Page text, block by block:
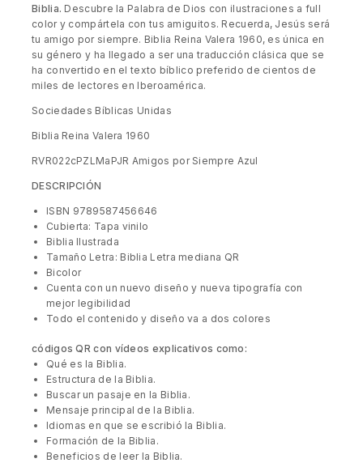
Biblia. Descubre la Palabra de Dios con ilustraciones a full
color y compártela con tus amiguitos. Recuerda, Jesús será
tu amigo por siempre. Biblia Reina Valera 1960, es única en
su género y ha llegado a ser una traducción clásica que se
ha convertido en el texto bíblico preferido de cientos de
miles de lectores en Iberoamérica.
Sociedades Bíblicas Unidas
Biblia Reina Valera 1960
RVR022cPZLMaPJR Amigos por Siempre Azul
DESCRIPCIÓN
ISBN 9789587456646
Cubierta: Tapa vinilo
Biblia Ilustrada
Tamaño Letra: Biblia Letra mediana QR
Bicolor
Cuenta con un nuevo diseño y nueva tipografía con
mejor legibilidad
Todo el contenido y diseño va a dos colores
códigos QR con vídeos explicativos como:
Qué es la Biblia.
Estructura de la Biblia.
Buscar un pasaje en la Biblia.
Mensaje principal de la Biblia.
Idiomas en que se escribió la Biblia.
Formación de la Biblia.
Beneficios de leer la Biblia.